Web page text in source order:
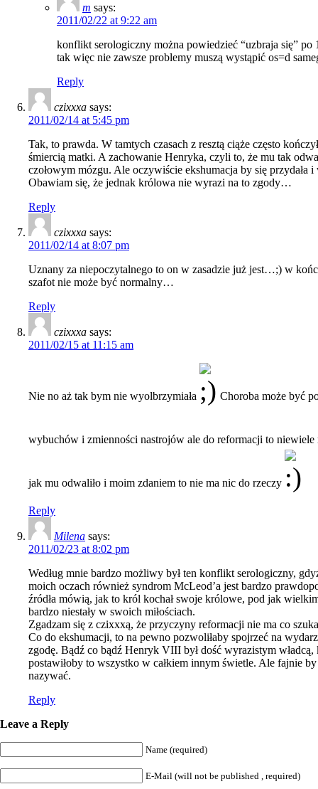
m says:
2011/02/22 at 9:22 am
konflikt serologiczny można powiedzieć “uzbraja się” po
tak więc nie zawsze problemy muszą wystąpić os=d
Reply
czixxxa says:
2011/02/14 at 5:45 pm
Tak, to prawda. W tamtych czasach z resztą ciąże często
śmiercią matki. A zachowanie Henryka, czyli to, że mu tak
czołowym mózgu. Ale oczywiście ekshumacja by się przydała i
Obawiam się, że jednak królowa nie wyrazi na to zgody…
Reply
czixxxa says:
2011/02/14 at 8:07 pm
Uznany za niepoczytalnego to on w zasadzie już jest…;) w
szafot nie może być normalny…
Reply
czixxxa says:
2011/02/15 at 11:15 am
Nie no aż tak bym nie wyolbrzymiała Choroba może być
wybuchów i zmienności nastrojów ale do reformacji to
jak mu odwaliło i moim zdaniem to nie ma nic do rzeczy
Reply
Milena says:
2011/02/23 at 8:02 pm
Według mnie bardzo możliwy był ten konflikt serologiczny,
moich oczach również syndrom McLeod’a jest bardzo
źródła mówią, jak to król kochał swoje królowe, pod jak
bardzo niestały w swoich miłościach.
Zgadzam się z czixxxą, że przyczyny reformacji nie ma co
Co do ekshumacji, to na pewno pozwoliłaby spojrzeć na
zgodę. Bądź co bądź Henryk VIII był dość wyrazistym
postawiłoby to wszystko w całkiem innym świetle. Ale fajnie
nazywać.
Reply
Leave a Reply
Name (required)
E-Mail (will not be published , required)